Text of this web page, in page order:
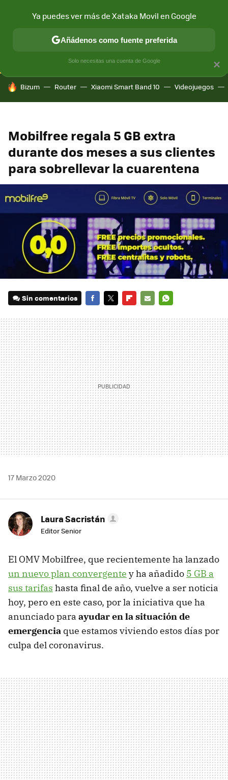
CONECTIVIDAD MÓVIL Y SOCIEDAD APLICACIONES
HOY SE HABLA DE
Bizum Router Xiaomi Smart Band 10 Videojuegos
Mobilfree regala 5 GB extra
durante dos meses a sus clientes
para sobrellevar la cuarentena
Sin comentarios
MAIL
17 Marzo 2020
Laura Sacristán
Editor Senior
El OMV Mobilfree, que recientemente ha lanzado
un nuevo plan convergente y ha añadido 5 GB a
sus tarifas hasta final de año, vuelve a ser noticia
hoy, pero en este caso, por la iniciativa que ha
anunciado para ayudar en la situación de
emergencia que estamos viviendo estos días por
culpa del coronavirus.
×
Ya puedes ver más de Xataka Movil en Google
Añádenos como fuente preferida
Solo necesitas una cuenta de Google